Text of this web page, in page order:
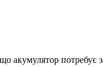
акумулятор потребує